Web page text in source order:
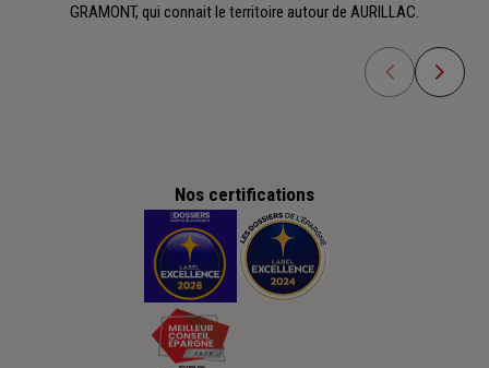
GRAMONT, qui connait le territoire autour de AURILLAC.
Nos certifications